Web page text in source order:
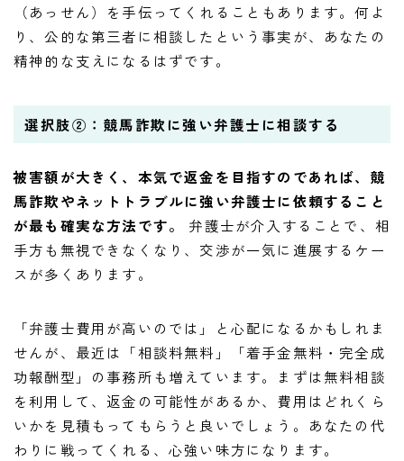
（あっせん）を手伝ってくれることもあります。何よ
り、公的な第三者に相談したという事実が、あなたの
精神的な支えになるはずです。
選択肢②：競馬詐欺に強い弁護士に相談する
被害額が大きく、本気で返金を目指すのであれば、競
馬詐欺やネットトラブルに強い弁護士に依頼すること
が最も確実な方法です。
弁護士が介入することで、相
手方も無視できなくなり、交渉が一気に進展するケー
スが多くあります。
「弁護士費用が高いのでは」と心配になるかもしれま
せんが、最近は「相談料無料」「着手金無料・完全成
功報酬型」の事務所も増えています。まずは無料相談
を利用して、返金の可能性があるか、費用はどれくら
いかを見積もってもらうと良いでしょう。あなたの代
わりに戦ってくれる、心強い味方になります。